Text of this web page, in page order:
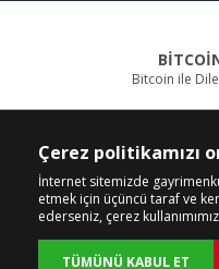
Bitcoin ile
BİZİ ARAYIN
+90 242 324 54 94
Çerez politikamızı
İnternet sitemizde
etmek için üçüncü taraf ve
ederseniz, çerez
TÜMÜNÜ KABUL ET